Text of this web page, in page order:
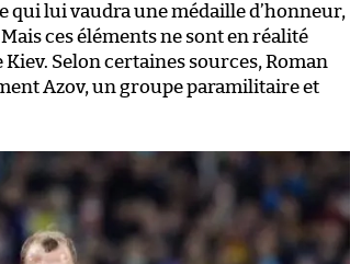
qui lui vaudra une médaille d’honneur,
ces éléments ne sont en réalité
Selon certaines sources, Roman
Azov, un groupe paramilitaire et